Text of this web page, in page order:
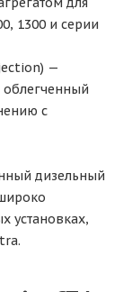
1300 и серии
—
с
дизельный
установках,